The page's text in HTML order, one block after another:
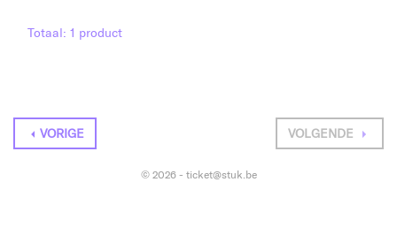
Totaal: 1 product
VOLGENDE
VORIGE
© 2026 - ticket@stuk.be